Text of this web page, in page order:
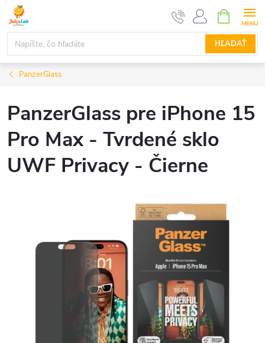
Prejsť
obsah
HĽADAŤ
KOŠÍK
PanzerGlass
PanzerGlass pre iPhone 15
Pro Max - Tvrdené sklo
UWF Privacy - Čierne